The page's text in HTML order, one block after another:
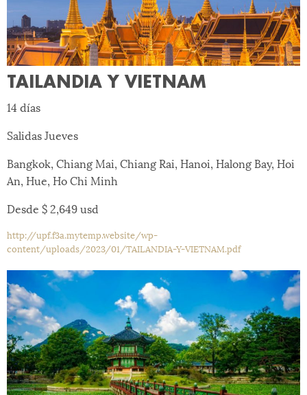
TAILANDIA Y VIETNAM
14 días
Salidas Jueves
Bangkok, Chiang Mai, Chiang Rai, Hanoi, Halong Bay, Hoi
An, Hue, Ho Chi Minh
Desde $ 2,649 usd
http://upf.f3a.mytemp.website/wp-
content/uploads/2023/01/TAILANDIA-Y-VIETNAM.pdf